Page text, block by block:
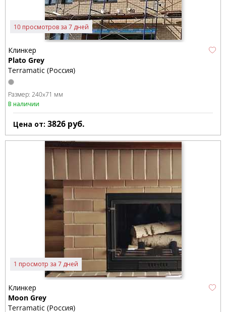
10 просмотров за 7 дней
Клинкер
Plato Grey
Terramatic (Россия)
Размер: 240x71 мм
В наличии
Цена от: 3826 руб.
1 просмотр за 7 дней
Клинкер
Moon Grey
Terramatic (Россия)